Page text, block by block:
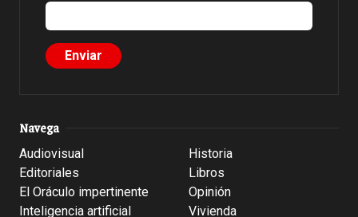
Navega
Audiovisual
Editoriales
El Oráculo impertinente
Inteligencia artificial
Historia
Libros
Opinión
Vivienda